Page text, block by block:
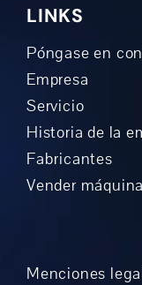
LINKS
Póngase en
Empresa
Servicio
Historia de la
Fabricantes
Vender máquina
Menciones